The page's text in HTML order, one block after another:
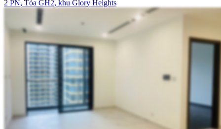
2 PN, Tòa GH2, khu Glory Heights